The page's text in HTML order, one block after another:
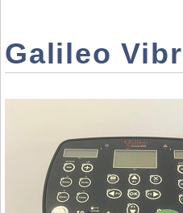
Galileo